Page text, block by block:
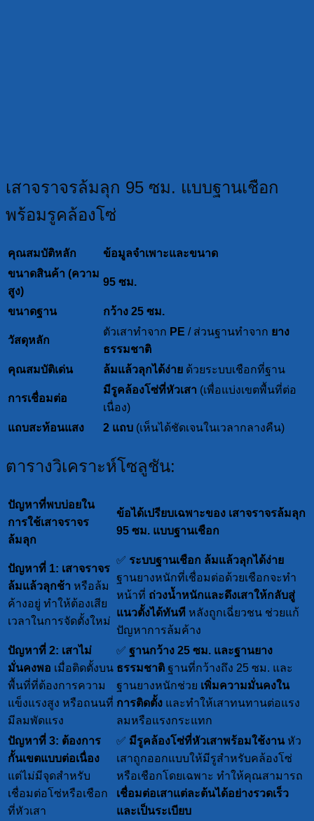
เสาจราจรล้มลุก 95 ซม. แบบฐานเชือก
พร้อมรูคล้องโซ่
คุณสมบัติหลัก
ข้อมูลจำเพาะและขนาด
ขนาดสินค้า (ความ
สูง)
95 ซม.
ขนาดฐาน กว้าง 25 ซม.
วัสดุหลัก
ตัวเสาทำจาก PE / ส่วนฐานทำจาก ยาง
ธรรมชาติ
คุณสมบัติเด่น
ล้มแล้วลุกได้ง่าย ด้วยระบบเชือกที่ฐาน
การเชื่อมต่อ
มีรูคล้องโซ่ที่หัวเสา (เพื่อแบ่งเขตพื้นที่ต่อ
เนื่อง)
แถบสะท้อนแสง
2 แถบ (เห็นได้ชัดเจนในเวลากลางคืน)
ตารางวิเคราะห์โซลูชัน:
ปัญหาที่พบบ่อยใน
การใช้เสาจราจร
ล้มลุก
ข้อได้เปรียบเฉพาะของ เสาจราจรล้มลุก
95 ซม. แบบฐานเชือก
ปัญหาที่ 1: เสาจราจร
ล้มแล้วลุกช้า หรือล้ม
ค้างอยู่ ทำให้ต้องเสีย
เวลาในการจัดตั้งใหม่
✅ ระบบฐานเชือก ล้มแล้วลุกได้ง่าย
ฐานยางหนักที่เชื่อมต่อด้วยเชือกจะทำ
หน้าที่ ถ่วงน้ำหนักและดึงเสาให้กลับสู่
แนวตั้งได้ทันที หลังถูกเฉี่ยวชน ช่วยแก้
ปัญหาการล้มค้าง
ปัญหาที่ 2: เสาไม่
มั่นคงพอ เมื่อติดตั้งบน
พื้นที่ที่ต้องการความ
แข็งแรงสูง หรือถนนที่
มีลมพัดแรง
✅ ฐานกว้าง 25 ซม. และฐานยาง
ธรรมชาติ ฐานที่กว้างถึง 25 ซม. และ
ฐานยางหนักช่วย เพิ่มความมั่นคงใน
การติดตั้ง และทำให้เสาทนทานต่อแรง
ลมหรือแรงกระแทก
ปัญหาที่ 3: ต้องการ
กั้นเขตแบบต่อเนื่อง
แต่ไม่มีจุดสำหรับ
เชื่อมต่อโซ่หรือเชือก
ที่หัวเสา
✅ มีรูคล้องโซ่ที่หัวเสาพร้อมใช้งานหัว
เสาถูกออกแบบให้มีรูสำหรับคล้องโซ่
หรือเชือกโดยเฉพาะ ทำให้คุณสามารถ
เชื่อมต่อเสาแต่ละต้นได้อย่างรวดเร็ว
และเป็นระเบียบ